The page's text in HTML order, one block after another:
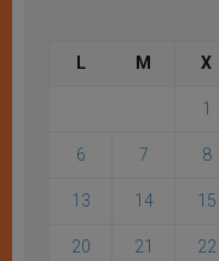
L M X
1
6 7 8
13 14 15
20 21 22